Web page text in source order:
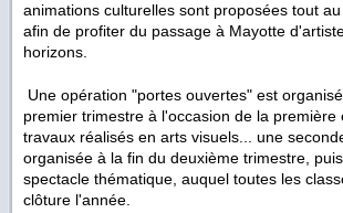
animations culturelles sont proposées tout
afin de profiter du passage à Mayotte
horizons.
Une opération "portes ouvertes" est
premier trimestre à l'occasion de la première
travaux réalisés en arts visuels... une
organisée à la fin du deuxième trimestre,
spectacle thématique, auquel toutes les
clôture l'année.